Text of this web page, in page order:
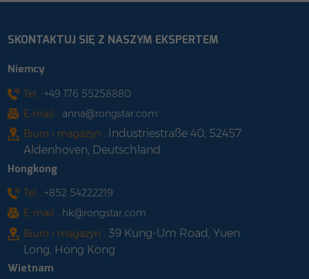
SKONTAKTUJ SIĘ Z NASZYM EKSPERTEM
Niemcy
Tel : +49 176 55258880
E-mail : anna@rongstar.com
Biuro i magazyn :
Industriestraße 40, 52457
Aldenhoven, Deutschland
Hongkong
Tel : +852 54222219
E-mail : hk@rongstar.com
Biuro i magazyn : 39 Kung-Um Road, Yuen
Long, Hong Kong
Wietnam